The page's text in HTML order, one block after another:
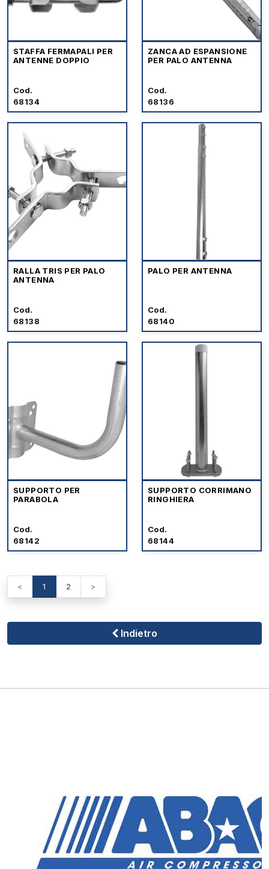
Indietro
STAFFA FERMAPALI PER
ANTENNE DOPPIO
Cod.
68134
ZANCA AD ESPANSIONE
PER PALO ANTENNA
Cod.
68136
RALLA TRIS PER PALO
ANTENNA
Cod.
68138
PALO PER ANTENNA
Cod.
68140
SUPPORTO PER
PARABOLA
Cod.
68142
SUPPORTO CORRIMANO
RINGHIERA
Cod.
68144
< 1 2 >